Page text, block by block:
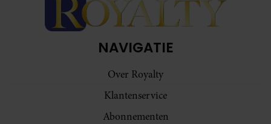
NAVIGATIE
Over Royalty
Klantenservice
Abonnementen